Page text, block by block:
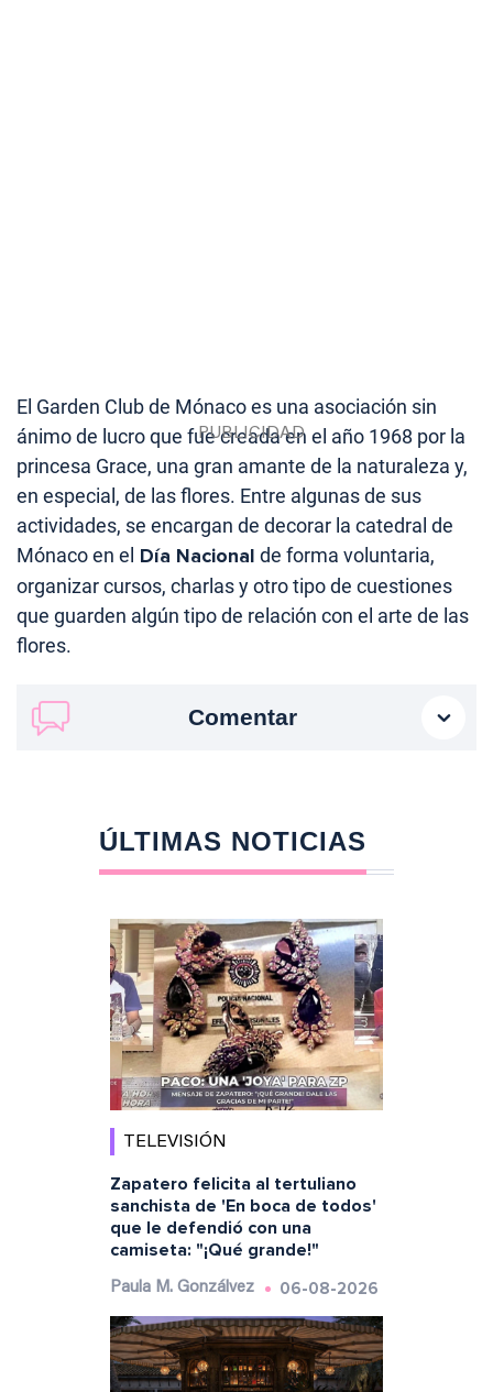
El Garden Club de Mónaco es una asociación sin
ánimo de lucro que fue creada en el año 1968 por la
princesa Grace, una gran amante de la naturaleza y,
en especial, de las flores. Entre algunas de sus
actividades, se encargan de decorar la catedral de
Mónaco en el Día Nacional de forma voluntaria,
organizar cursos, charlas y otro tipo de cuestiones
que guarden algún tipo de relación con el arte de las
flores.
Comentar
ÚLTIMAS NOTICIAS
TELEVISIÓN
Zapatero felicita al tertuliano
sanchista de 'En boca de todos'
que le defendió con una
camiseta: "¡Qué grande!"
Paula M. Gonzálvez 06-08-2026